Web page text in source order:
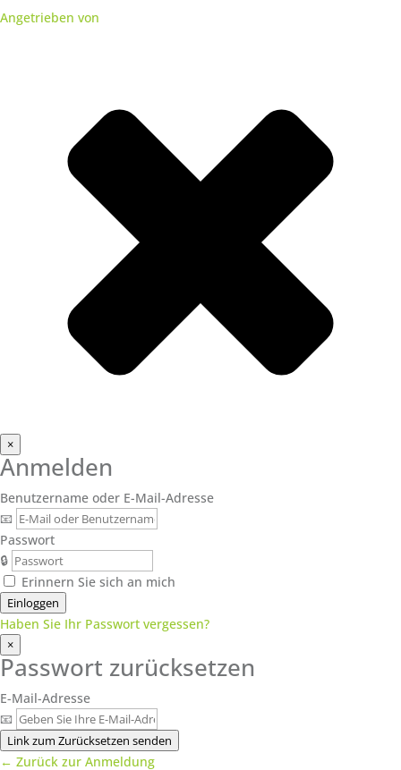
Angetrieben von
×
Anmelden
Benutzername oder E-Mail-Adresse
📧
Passwort
🔒
Erinnern Sie sich an mich
Einloggen
Haben Sie Ihr Passwort vergessen?
×
Passwort zurücksetzen
E-Mail-Adresse
📧
Link zum Zurücksetzen senden
← Zurück zur Anmeldung